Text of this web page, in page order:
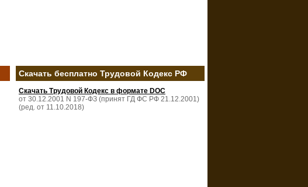
Скачать бесплатно Трудовой Кодекс РФ
Скачать Трудовой Кодекс в формате DOC
от 30.12.2001 N 197-ФЗ (принят ГД ФС РФ 21.12.2001)
(ред. от 11.10.2018)